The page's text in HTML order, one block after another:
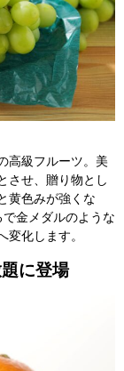
高級フルーツ。美
させ、贈り物とし
黄色みが強くな
金メダルのような
化します。
に登場